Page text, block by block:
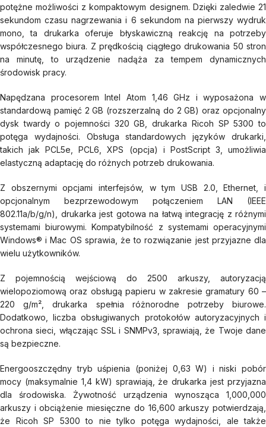
potężne możliwości z kompaktowym designem. Dzięki zaledwie 21
sekundom czasu nagrzewania i 6 sekundom na pierwszy wydruk
mono, ta drukarka oferuje błyskawiczną reakcję na potrzeby
współczesnego biura. Z prędkością ciągłego drukowania 50 stron
na minutę, to urządzenie nadąża za tempem dynamicznych
środowisk pracy.
Napędzana procesorem Intel Atom 1,46 GHz i wyposażona w
standardową pamięć 2 GB (rozszerzalną do 2 GB) oraz opcjonalny
dysk twardy o pojemności 320 GB, drukarka Ricoh SP 5300 to
potęga wydajności. Obsługa standardowych języków drukarki,
takich jak PCL5e, PCL6, XPS (opcja) i PostScript 3, umożliwia
elastyczną adaptację do różnych potrzeb drukowania.
Z obszernymi opcjami interfejsów, w tym USB 2.0, Ethernet, i
opcjonalnym bezprzewodowym połączeniem LAN (IEEE
802.11a/b/g/n), drukarka jest gotowa na łatwą integrację z różnymi
systemami biurowymi. Kompatybilność z systemami operacyjnymi
Windows® i Mac OS sprawia, że to rozwiązanie jest przyjazne dla
wielu użytkowników.
Z pojemnością wejściową do 2500 arkuszy, autoryzacją
wielopoziomową oraz obsługą papieru w zakresie gramatury 60 –
220 g/m², drukarka spełnia różnorodne potrzeby biurowe.
Dodatkowo, liczba obsługiwanych protokołów autoryzacyjnych i
ochrona sieci, włączając SSL i SNMPv3, sprawiają, że Twoje dane
są bezpieczne.
Energooszczędny tryb uśpienia (poniżej 0,63 W) i niski pobór
mocy (maksymalnie 1,4 kW) sprawiają, że drukarka jest przyjazna
dla środowiska. Żywotność urządzenia wynosząca 1,000,000
arkuszy i obciążenie miesięczne do 16,600 arkuszy potwierdzają,
że Ricoh SP 5300 to nie tylko potęga wydajności, ale także